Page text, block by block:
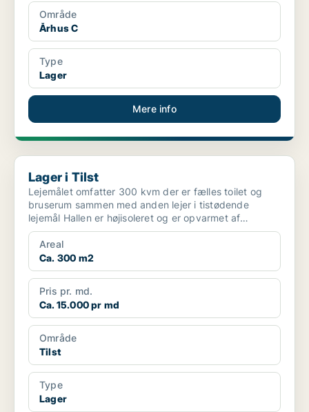
Område
Århus C
Type
Lager
Mere info
Lager i Tilst
Lager i Tilst
Lejemålet omfatter 300 kvm der er fælles toilet og
bruserum sammen med anden lejer i tistødende
lejemål Hallen er højisoleret og er opvarmet af
varmepumpe k...
Areal
Ca. 300 m2
Pris pr. md.
Ca. 15.000 pr md
Område
Tilst
Type
Lager